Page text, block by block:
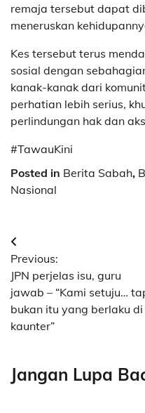
remaja tersebut dapat
meneruskan
Kes tersebut terus
sosial dengan
kanak-kanak dari
perhatian lebih serius,
perlindungan hak dan
#TawauKini
Posted in Berita Sabah,
Nasional
Post
navigation
Previous:
JPN perjelas isu, guru
jawab – “Kami setuju…
bukan itu yang berlaku di
kaunter”
Jangan Lupa